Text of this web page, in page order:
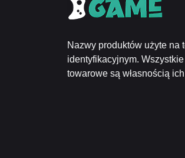
Nazwy produktów użyte na
identyfikacyjnym.
towarowe są własnością